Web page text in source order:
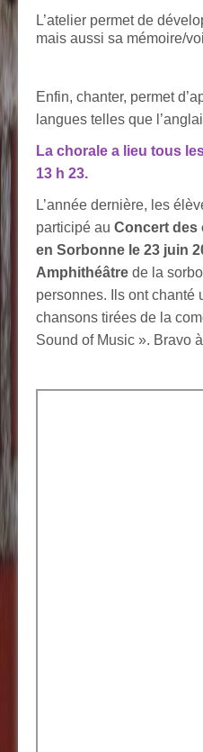
L’atelier permet de
mais aussi sa mémoire/
Enfin, chanter, permet
langues telles que
La chorale a lieu tous
13 h 23.
L’année dernière, les
participé au Concert des
en Sorbonne le 23 juin
Amphithéâtre de la
personnes. Ils ont chanté
chansons tirées de la
Sound of Music ». Bravo